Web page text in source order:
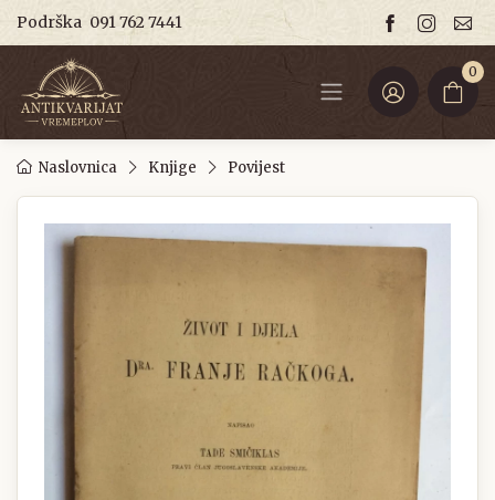
Podrška 091 762 7441
0
Naslovnica Knjige Povijest